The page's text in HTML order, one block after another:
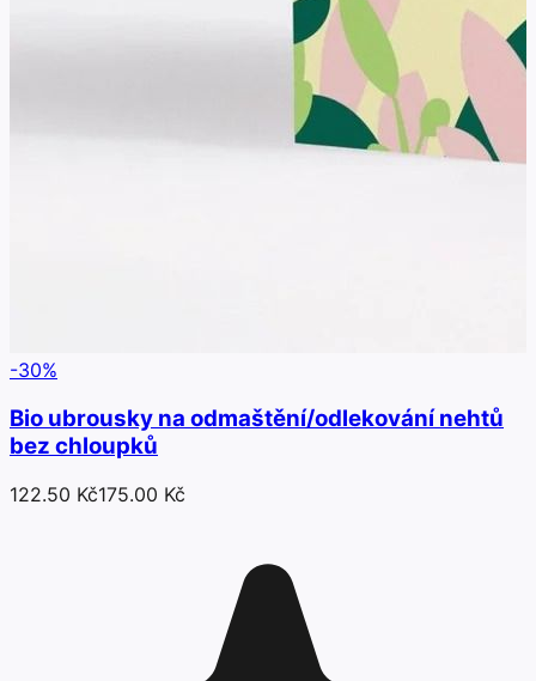
-30%
Bio ubrousky na odmaštění/odlekování nehtů
bez chloupků
122.50 Kč175.00 Kč